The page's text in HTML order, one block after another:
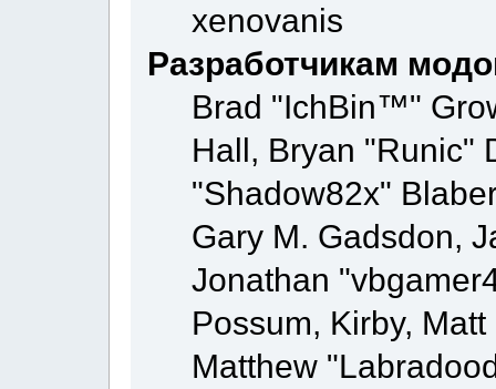
xenovanis
Разработчикам
Brad "IchBin™"
Hall, Bryan "Runic"
"Shadow82x"
Gary M. Gadsdon,
Jonathan
Possum, Kirby,
Matthew